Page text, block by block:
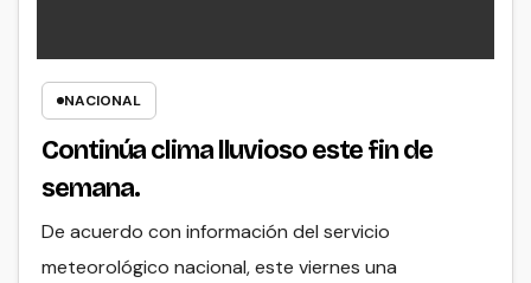
NACIONAL
Continúa clima lluvioso este fin de
semana.
De acuerdo con información del servicio
meteorológico nacional, este viernes una